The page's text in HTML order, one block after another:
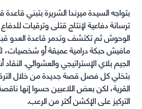
بتواجه السيدة ميرندا الشريرة بتبني
ترسانة دفاعية لإنتاج قتلى وترقيات
الوحوش ثم تكتشف وتدمر قاعدة العدو
مافيش حبكة درامية عميقة أو شخصيات،
الجيم بلاي الإستراتيجي والعشوائي. النقاد
بتخلي كل فصل قصة جديدة من خلال
القرية، لكن بعض اللاعبين حسوا إنها
التركيز على الإكشن أكتر من الرعب.